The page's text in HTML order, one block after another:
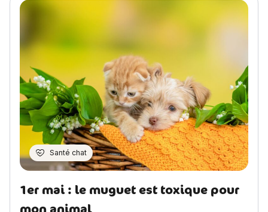
Santé chat
1er mai : le muguet est toxique pour
mon animal